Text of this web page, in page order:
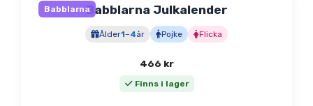
BabblarnaBabblarna Julkalender
Ålder1–4år Pojke Flicka
466 kr
Finns i lager